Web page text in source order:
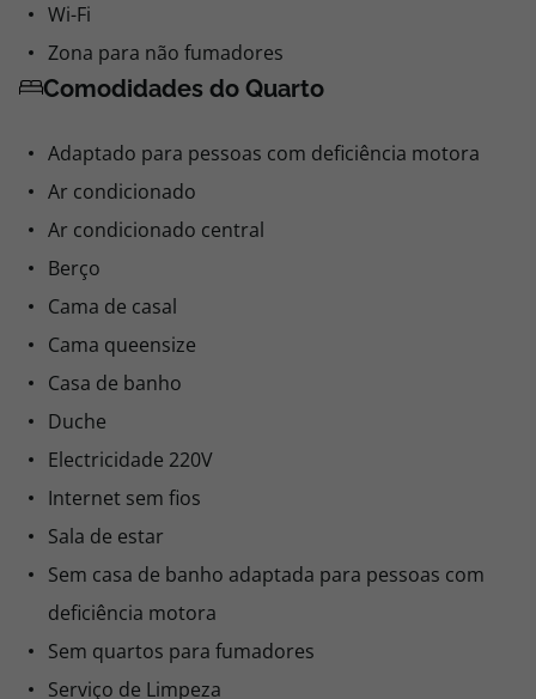
Wi-Fi
Zona para não fumadores
Comodidades do Quarto
Adaptado para pessoas com deficiência motora
Ar condicionado
Ar condicionado central
Berço
Cama de casal
Cama queensize
Casa de banho
Duche
Electricidade 220V
Internet sem fios
Sala de estar
Sem casa de banho adaptada para pessoas com
deficiência motora
Sem quartos para fumadores
Serviço de Limpeza